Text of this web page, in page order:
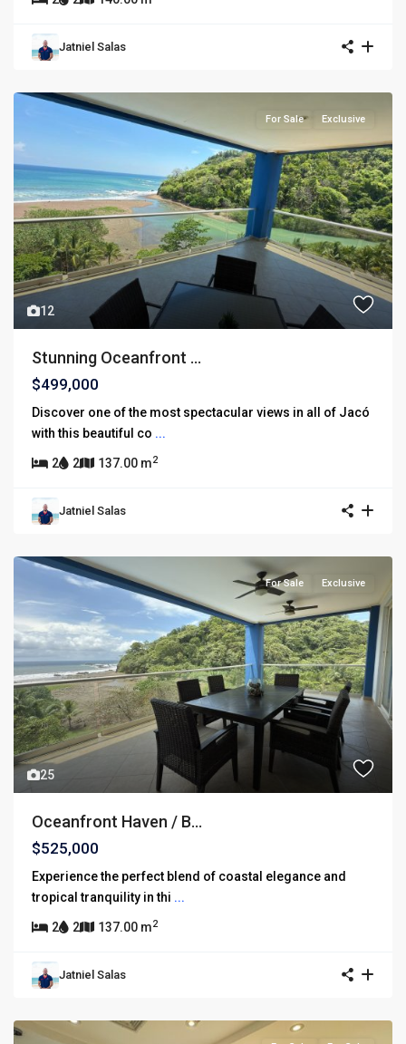
Jatniel Salas
12
For Sale Exclusive
Stunning Oceanfront ...
$499,000
Discover one of the most spectacular views in all of Jacó
with this beautiful co ...
2 2 137.00 m2
Jatniel Salas
25
For Sale Exclusive
Oceanfront Haven / B...
$525,000
Experience the perfect blend of coastal elegance and
tropical tranquility in thi ...
2 2 137.00 m2
Jatniel Salas